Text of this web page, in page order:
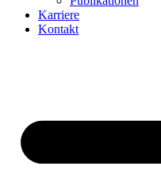
Karriere
Kontakt